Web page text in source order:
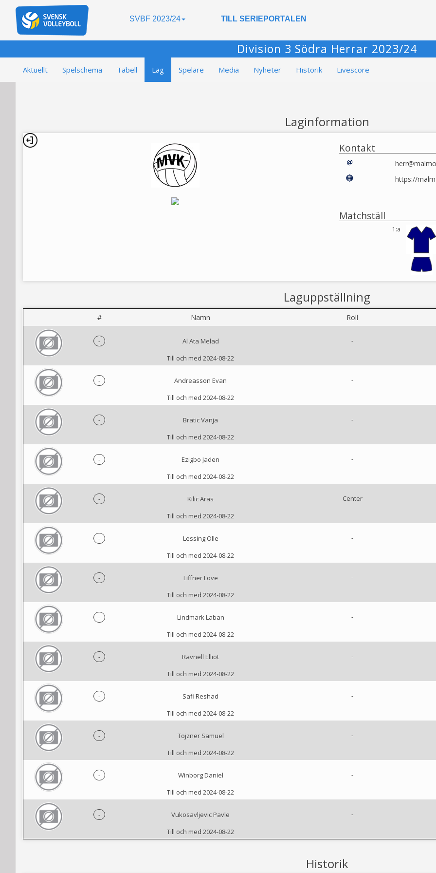
SVBF 2023/24 TILL SERIEPORTALEN
Division 3 Södra Herrar 2023/24
Aktuellt Spelschema Tabell Lag Spelare Media Nyheter Historik Livescore
Laginformation
Kontakt
https://
Matchställ
1:a
Laguppställning
# Namn Roll
-
Al Ata Melad
Till och med 2024-08-22
-
-
Andreasson Evan
Till och med 2024-08-22
-
-
Bratic Vanja
Till och med 2024-08-22
-
-
Ezigbo Jaden
Till och med 2024-08-22
-
-
Kilic Aras
Till och med 2024-08-22
Center
-
Lessing Olle
Till och med 2024-08-22
-
-
Liffner Love
Till och med 2024-08-22
-
-
Lindmark Laban
Till och med 2024-08-22
-
-
Ravnell Elliot
Till och med 2024-08-22
-
-
Safi Reshad
Till och med 2024-08-22
-
-
Tojzner Samuel
Till och med 2024-08-22
-
-
Winborg Daniel
Till och med 2024-08-22
-
-
Vukosavljevic Pavle
Till och med 2024-08-22
-
Historik